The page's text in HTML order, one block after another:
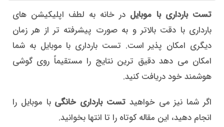
تست بارداری با موبایل در خانه به لطف اپلیکیشن های
بارداری با دقت بالاتر و به صورت پیشرفته تر از هر زمان
دیگری امکان پذیر است. تست بارداری با موبایل به شما
امکان می دهد دقیق ترین نتایج را مستقیماً روی گوشی
هوشمند خود دریافت کنید.
اگر شما نیز می خواهید تست بارداری خانگی با موبایل را
انجام دهید، این مقاله کوتاه را تا انتها بخوانید.